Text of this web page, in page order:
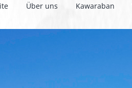
Über uns Kawaraban